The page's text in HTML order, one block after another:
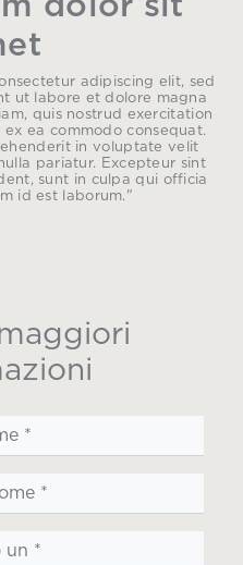
dolor sit
adipiscing elit, sed
ut labore et dolore magna
quis nostrud exercitation
ea commodo consequat.
in voluptate velit
pariatur. Excepteur sint
sunt in culpa qui officia
id est laborum."